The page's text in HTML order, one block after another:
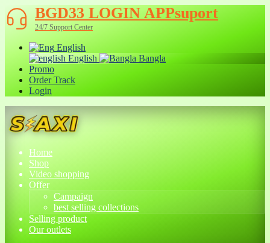
BGD33 LOGIN APPsuport
24/7 Support Center
English
English
Bangla
Promo
Order Track
Login
Home
Shop
Video shopping
Offer
Campaign
best selling collections
Selling product
Our outlets